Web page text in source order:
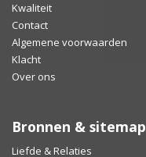
Kwaliteit
Contact
Algemene voorwaarden
Klacht
Over ons
Bronnen & sitemap
Liefde & Relaties